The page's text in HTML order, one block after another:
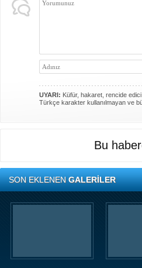
UYARI: Küfür, hakaret, rencide
Türkçe karakter kullanılmayan ve
Bu
SON EKLENENGALERİLER